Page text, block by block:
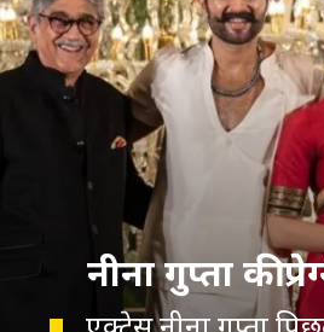
नीना गुप्ता की